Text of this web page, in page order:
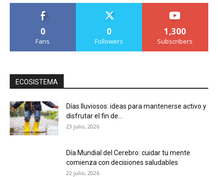
0
Fans
0
Followers
1,300
Subscribers
ECOSISTEMA
Días lluviosos: ideas para mantenerse activo y
disfrutar el fin de...
23 julio, 2026
Día Mundial del Cerebro: cuidar tu mente
comienza con decisiones saludables
22 julio, 2026